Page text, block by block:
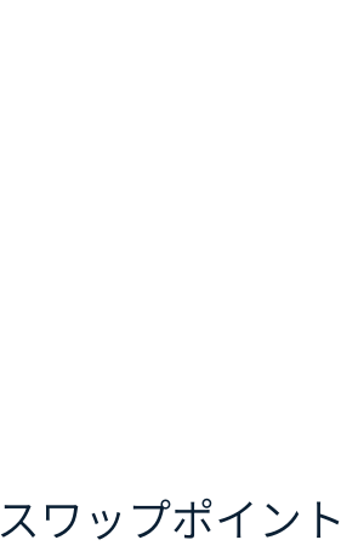
スワップポイント